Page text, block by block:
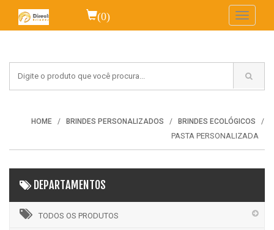
(0)
Toggle
HOME BRINDES PERSONALIZADOS BRINDES ECOLÓGICOS
PASTA PERSONALIZADA
DEPARTAMENTOS
TODOS OS PRODUTOS